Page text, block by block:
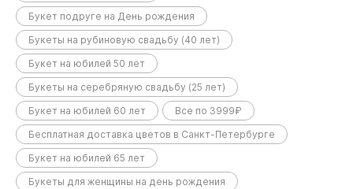
Букет подруге на День рождения
Букеты на рубиновую свадьбу (40 лет)
Букет на юбилей 50 лет
Букеты на серебряную свадьбу (25 лет)
Букет на юбилей 60 лет
Все по 3999₽
Бесплатная доставка цветов в Санкт-Петербурге
Букет на юбилей 65 лет
Букеты для женщины на день рождения